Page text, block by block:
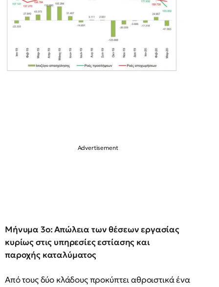
Μήνυμα 3ο: Απώλεια των θέσεων εργασίας
κυρίως στις υπηρεσίες εστίασης και
παροχής καταλύματος
Από τους δύο κλάδους προκύπτει αθροιστικά ένα